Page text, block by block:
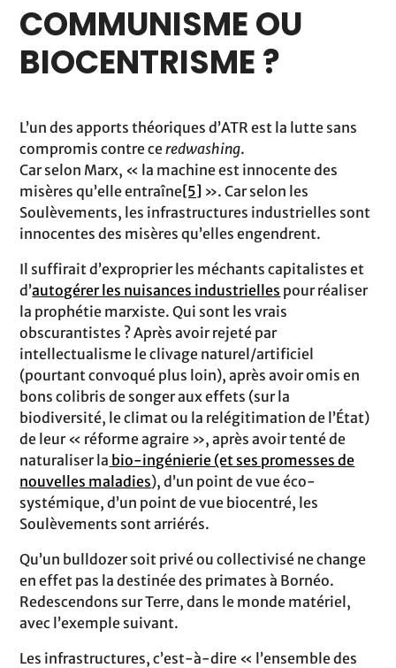
COMMUNISME OU
BIOCENTRISME ?
L’un des apports théoriques d’ATR est la lutte sans
compromis contre ceredwashing.
Car selon Marx, « la machine est innocente des
misères qu’elle entraîne[5] ». Car selon les
Soulèvements, les infrastructures industrielles sont
innocentes des misères qu’elles engendrent.
Il suffirait d’exproprier les méchants capitalistes et
d’autogérer les nuisances industrielles pour réaliser
la prophétie marxiste. Qui sont les vrais
obscurantistes ? Après avoir rejeté par
intellectualisme le clivage naturel/artificiel
(pourtant convoqué plus loin), après avoir omis en
bons colibris de songer aux effets (sur la
biodiversité, le climat ou la relégitimation de l’État)
de leur « réforme agraire », après avoir tenté de
naturaliser la bio-ingénierie (et ses promesses de
nouvelles maladies), d’un point de vue éco-
systémique, d’un point de vue biocentré, les
Soulèvements sont arriérés.
Qu’un bulldozer soit privé ou collectivisé ne change
en effet pas la destinée des primates à Bornéo.
Redescendons sur Terre, dans le monde matériel,
avec l’exemple suivant.
Les infrastructures, c’est-à-dire « l’ensemble des